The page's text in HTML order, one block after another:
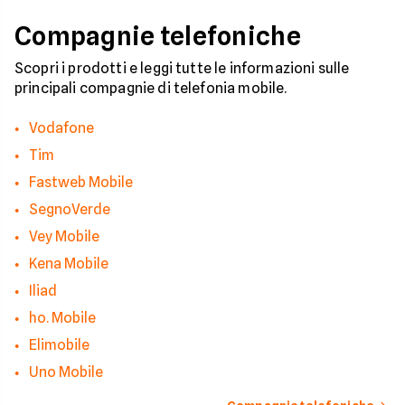
riconoscere i
pericolo e a usare gli
strumenti giusti per
bloccare finalmente
contatti
Compagnie telefoniche
Scopri i prodotti e leggi tutte le informazioni sulle
principali compagnie di telefonia mobile.
Vodafone
Tim
Fastweb Mobile
SegnoVerde
Vey Mobile
Kena Mobile
Iliad
ho. Mobile
Elimobile
Uno Mobile